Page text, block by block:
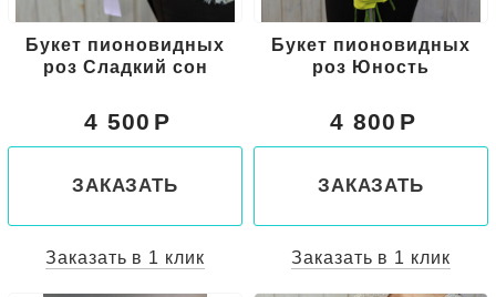
Букет пионовидных
роз Сладкий сон
4 500
ЗАКАЗАТЬ
Заказать в 1 клик
Букет пионовидных
роз Юность
4 800
ЗАКАЗАТЬ
Заказать в 1 клик